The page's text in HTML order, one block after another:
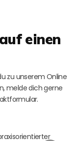
einen
zu unserem Online
melde dich gerne